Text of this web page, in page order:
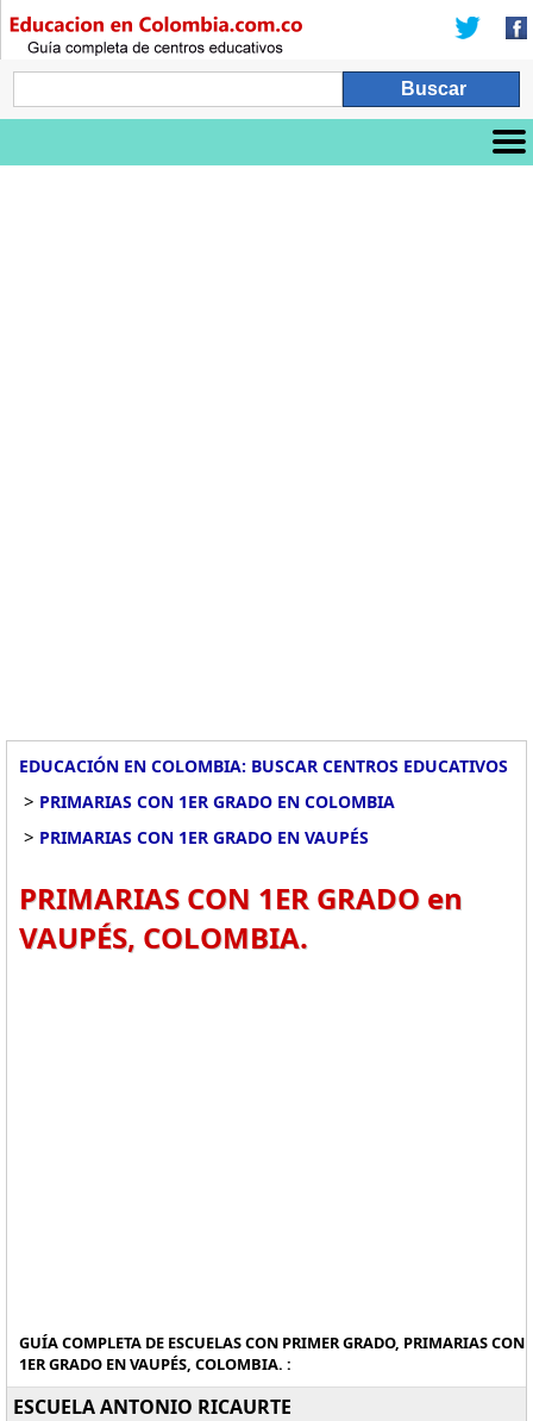
EDUCACIÓN EN COLOMBIA: BUSCAR CENTROS EDUCATIVOS
> PRIMARIAS CON 1ER GRADO EN COLOMBIA
> PRIMARIAS CON 1ER GRADO EN VAUPÉS
PRIMARIAS CON 1ER GRADO en
VAUPÉS, COLOMBIA.
GUÍA COMPLETA DE ESCUELAS CON PRIMER GRADO, PRIMARIAS CON
1ER GRADO EN VAUPÉS, COLOMBIA. :
ESCUELA ANTONIO RICAURTE